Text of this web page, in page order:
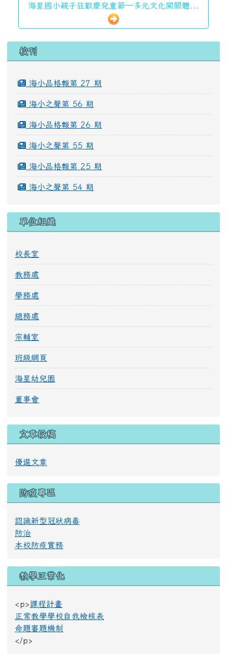
海星國小親子狂歡慶兒童節—多元文化闖關體...
左邊區域內容
校刊
海小品格報第 27 期
海小之聲第 56 期
海小品格報第 26 期
海小之聲第 55 期
海小品格報第 25 期
海小之聲第 54 期
單位組織
校長室
教務處
學務處
總務處
宗輔室
班級網頁
海星幼兒園
董事會
文章投稿
優選文章
防疫專區
認識新型冠狀病毒
防治
本校防疫實務
教學正常化
<p>課程計畫
正常教學學校自我檢核表
命題審題機制
</p>